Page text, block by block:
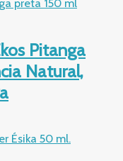
Pitanga
Natural,